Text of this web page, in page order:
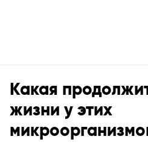
Какая
жизни у этих